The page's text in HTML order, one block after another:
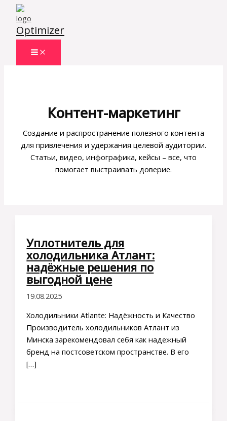
Перейти
содержимому
Optimizer
Контент-маркетинг
Создание и распространение полезного контента
для привлечения и удержания целевой аудитории.
Статьи, видео, инфографика, кейсы – все, что
помогает выстраивать доверие.
Уплотнитель для
холодильника Атлант:
надёжные решения по
выгодной цене
19.08.2025
Холодильники Atlante: Надёжность и Качество
Производитель холодильников Атлант из
Минска зарекомендовал себя как надежный
бренд на постсоветском пространстве. В его
[…]